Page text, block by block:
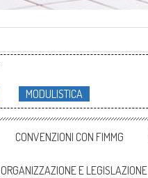
MODULISTICA
CONVENZIONI CON FIMMG
ORGANIZZAZIONE E LEGISLAZIONE